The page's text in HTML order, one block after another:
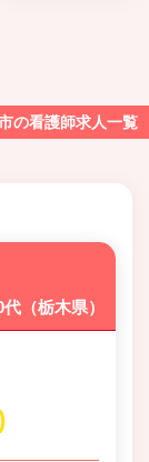
の看護師求人一覧
（栃木県）